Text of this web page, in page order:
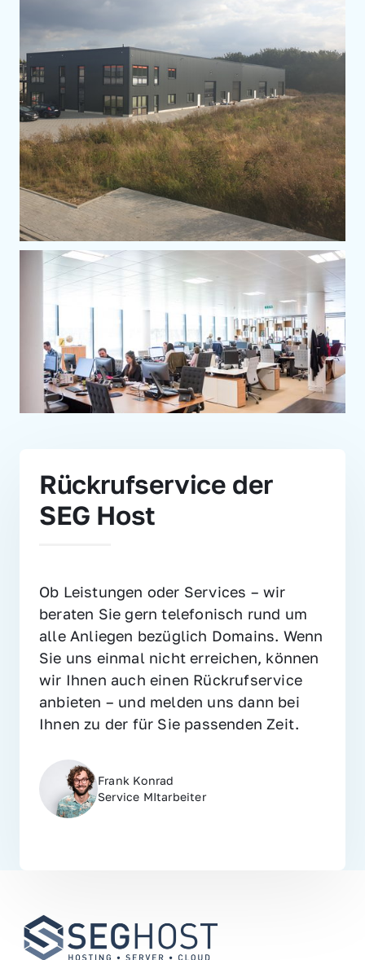
Rückrufservice der
SEG Host
Ob Leistungen oder Services – wir
beraten Sie gern telefonisch rund um
alle Anliegen bezüglich Domains. Wenn
Sie uns einmal nicht erreichen, können
wir Ihnen auch einen Rückrufservice
anbieten – und melden uns dann bei
Ihnen zu der für Sie passenden Zeit.
Frank Konrad
Service MItarbeiter